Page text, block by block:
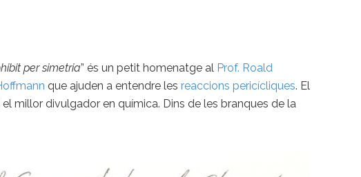
per simetria” és un petit homenatge al Prof. Roald
que ajuden a entendre lesreaccions pericícliques. El
millor divulgador en química. Dins de les branques de la